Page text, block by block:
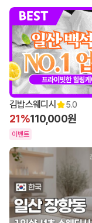
김밥스웨디시 5.0
21%110,000원
이벤트